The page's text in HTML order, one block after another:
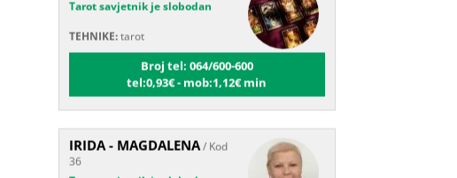
TEHNIKE:tarot
Broj tel: 064/600-600
tel:0,93€ - mob:1,12€ min
36
Tarot savjetnik je slobodan